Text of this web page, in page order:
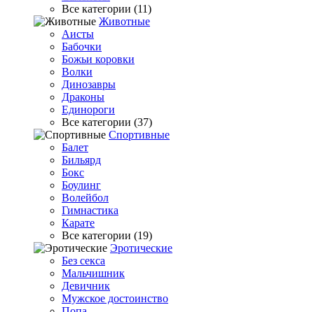
Все категории (11)
Животные
Аисты
Бабочки
Божьи коровки
Волки
Динозавры
Драконы
Единороги
Все категории (37)
Спортивные
Балет
Бильярд
Бокс
Боулинг
Волейбол
Гимнастика
Карате
Все категории (19)
Эротические
Без секса
Мальчишник
Девичник
Мужское достоинство